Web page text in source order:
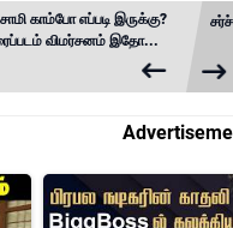
காம்போ எப்படி இருக்கு?
விமர்சனம் இதோ...